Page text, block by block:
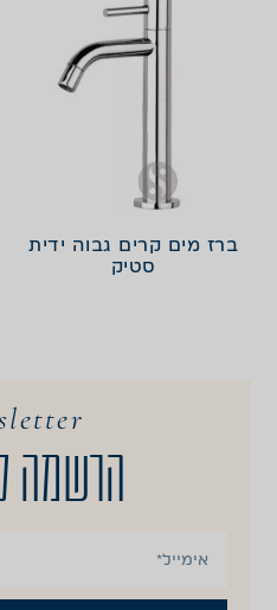
ברז מים קרים גבוה ידית
סטיק
הרשמה